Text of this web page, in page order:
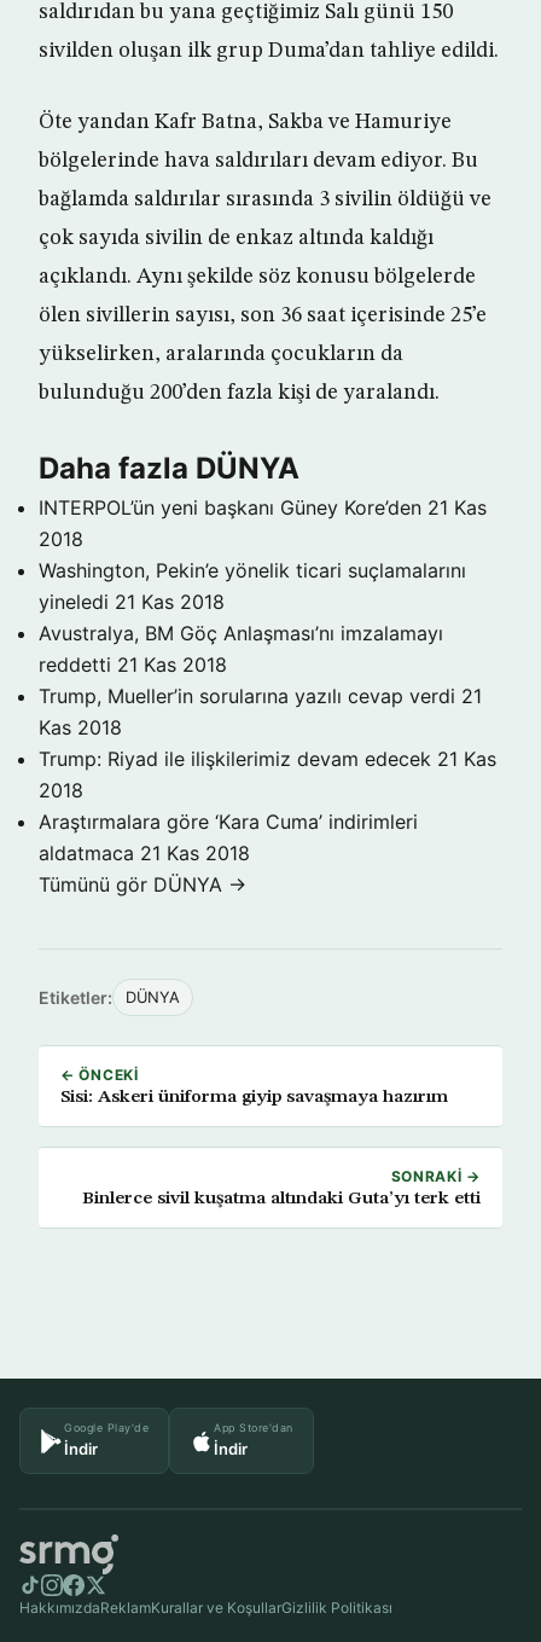
saldırıdan bu yana geçtiğimiz Salı günü 150
sivilden oluşan ilk grup Duma’dan tahliye edildi.
Öte yandan Kafr Batna, Sakba ve Hamuriye
bölgelerinde hava saldırıları devam ediyor. Bu
bağlamda saldırılar sırasında 3 sivilin öldüğü ve
çok sayıda sivilin de enkaz altında kaldığı
açıklandı. Aynı şekilde söz konusu bölgelerde
ölen sivillerin sayısı, son 36 saat içerisinde 25’e
yükselirken, aralarında çocukların da
bulunduğu 200’den fazla kişi de yaralandı.
Daha fazla DÜNYA
INTERPOL’ün yeni başkanı Güney Kore’den 21 Kas
2018
Washington, Pekin’e yönelik ticari suçlamalarını
yineledi 21 Kas 2018
Avustralya, BM Göç Anlaşması’nı imzalamayı
reddetti 21 Kas 2018
Trump, Mueller’in sorularına yazılı cevap verdi 21
Kas 2018
Trump: Riyad ile ilişkilerimiz devam edecek 21 Kas
2018
Araştırmalara göre ‘Kara Cuma’ indirimleri
aldatmaca 21 Kas 2018
Tümünü gör DÜNYA →
Etiketler: DÜNYA
← ÖNCEKI
Sisi: Askeri üniforma giyip savaşmaya hazırım
SONRAKI →
Binlerce sivil kuşatma altındaki Guta’yı terk etti
Google Play'de
İndir
App Store'dan
İndir
HakkımızdaReklamKurallar ve KoşullarGizlilik Politikası